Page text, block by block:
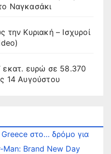
Ναγκασάκι
την Κυριακή – Ισχυροί
ευρώ σε 58.370
14 Αυγούστου
στο… δρόμο για
Brand New Day